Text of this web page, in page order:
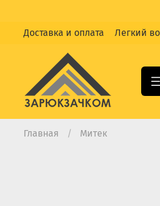
Доставка и оплата
Легкий
Главная Митек